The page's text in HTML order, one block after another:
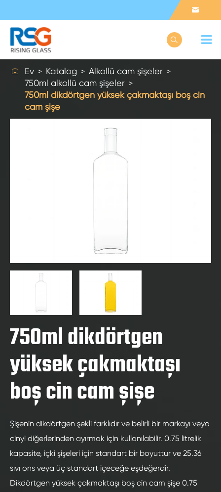


 Ev Katalog
Alkollü cam şişeler
750ml alkollü cam şişeler
750ml dikdörtgen yüksek çakmaktaşı boş cin
cam şişe
750ml dikdörtgen
yüksek çakmaktaşı
boş cin cam şişe
Şişenin dikdörtgen şekli farklıdır ve belirli bir markayı veya
cinyi diğerlerinden ayırmak için kullanılabilir. 0.75 litrelik
kapasite, içki şişeleri için standart bir boyuttur ve 25.36
sıvı ons veya üç standart içeceğe eşdeğerdir.
Dikdörtgen yüksek çakmaktaşı boş cin cam şişe 0.75